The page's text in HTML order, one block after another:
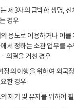
제3자의 급박한 생명, 신
경우
용도로 이용하거나 이를
서 정하는 소관 업무를
의결을 거친 경우
정의 이행을 위하여 외국
한 경우
제기 및 유지를 위하여